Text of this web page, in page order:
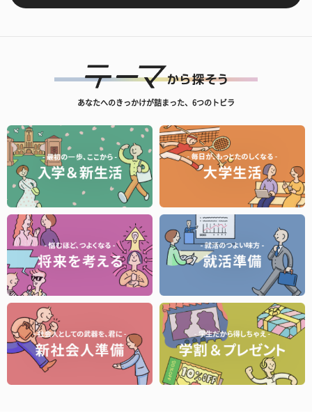
あなたへのきっかけが詰まった、6つのトビラ